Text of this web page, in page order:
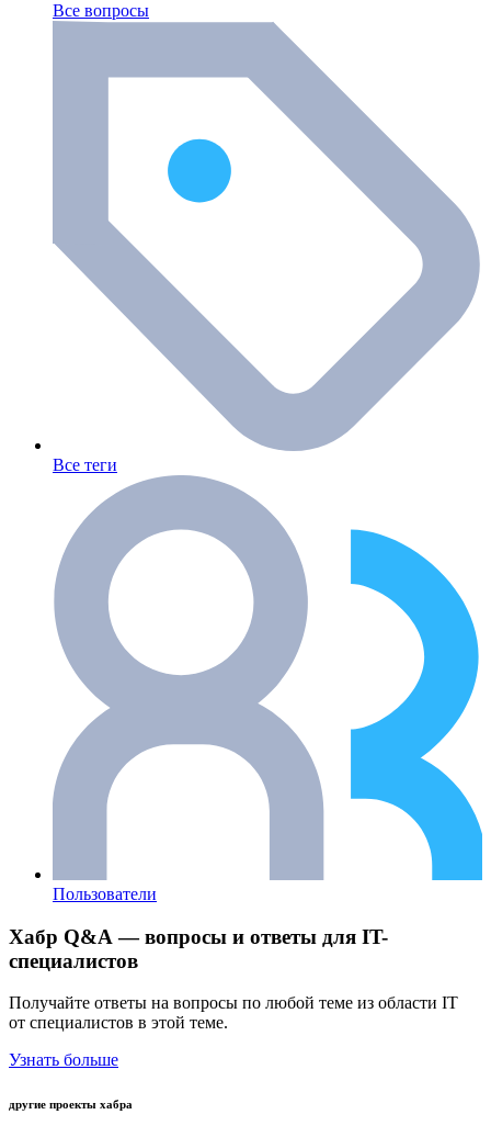
Все вопросы
Все теги
Пользователи
Хабр Q&A — вопросы и ответы для IT-
специалистов
Получайте ответы на вопросы по любой теме из области IT
от специалистов в этой теме.
Узнать больше
другие проекты хабра